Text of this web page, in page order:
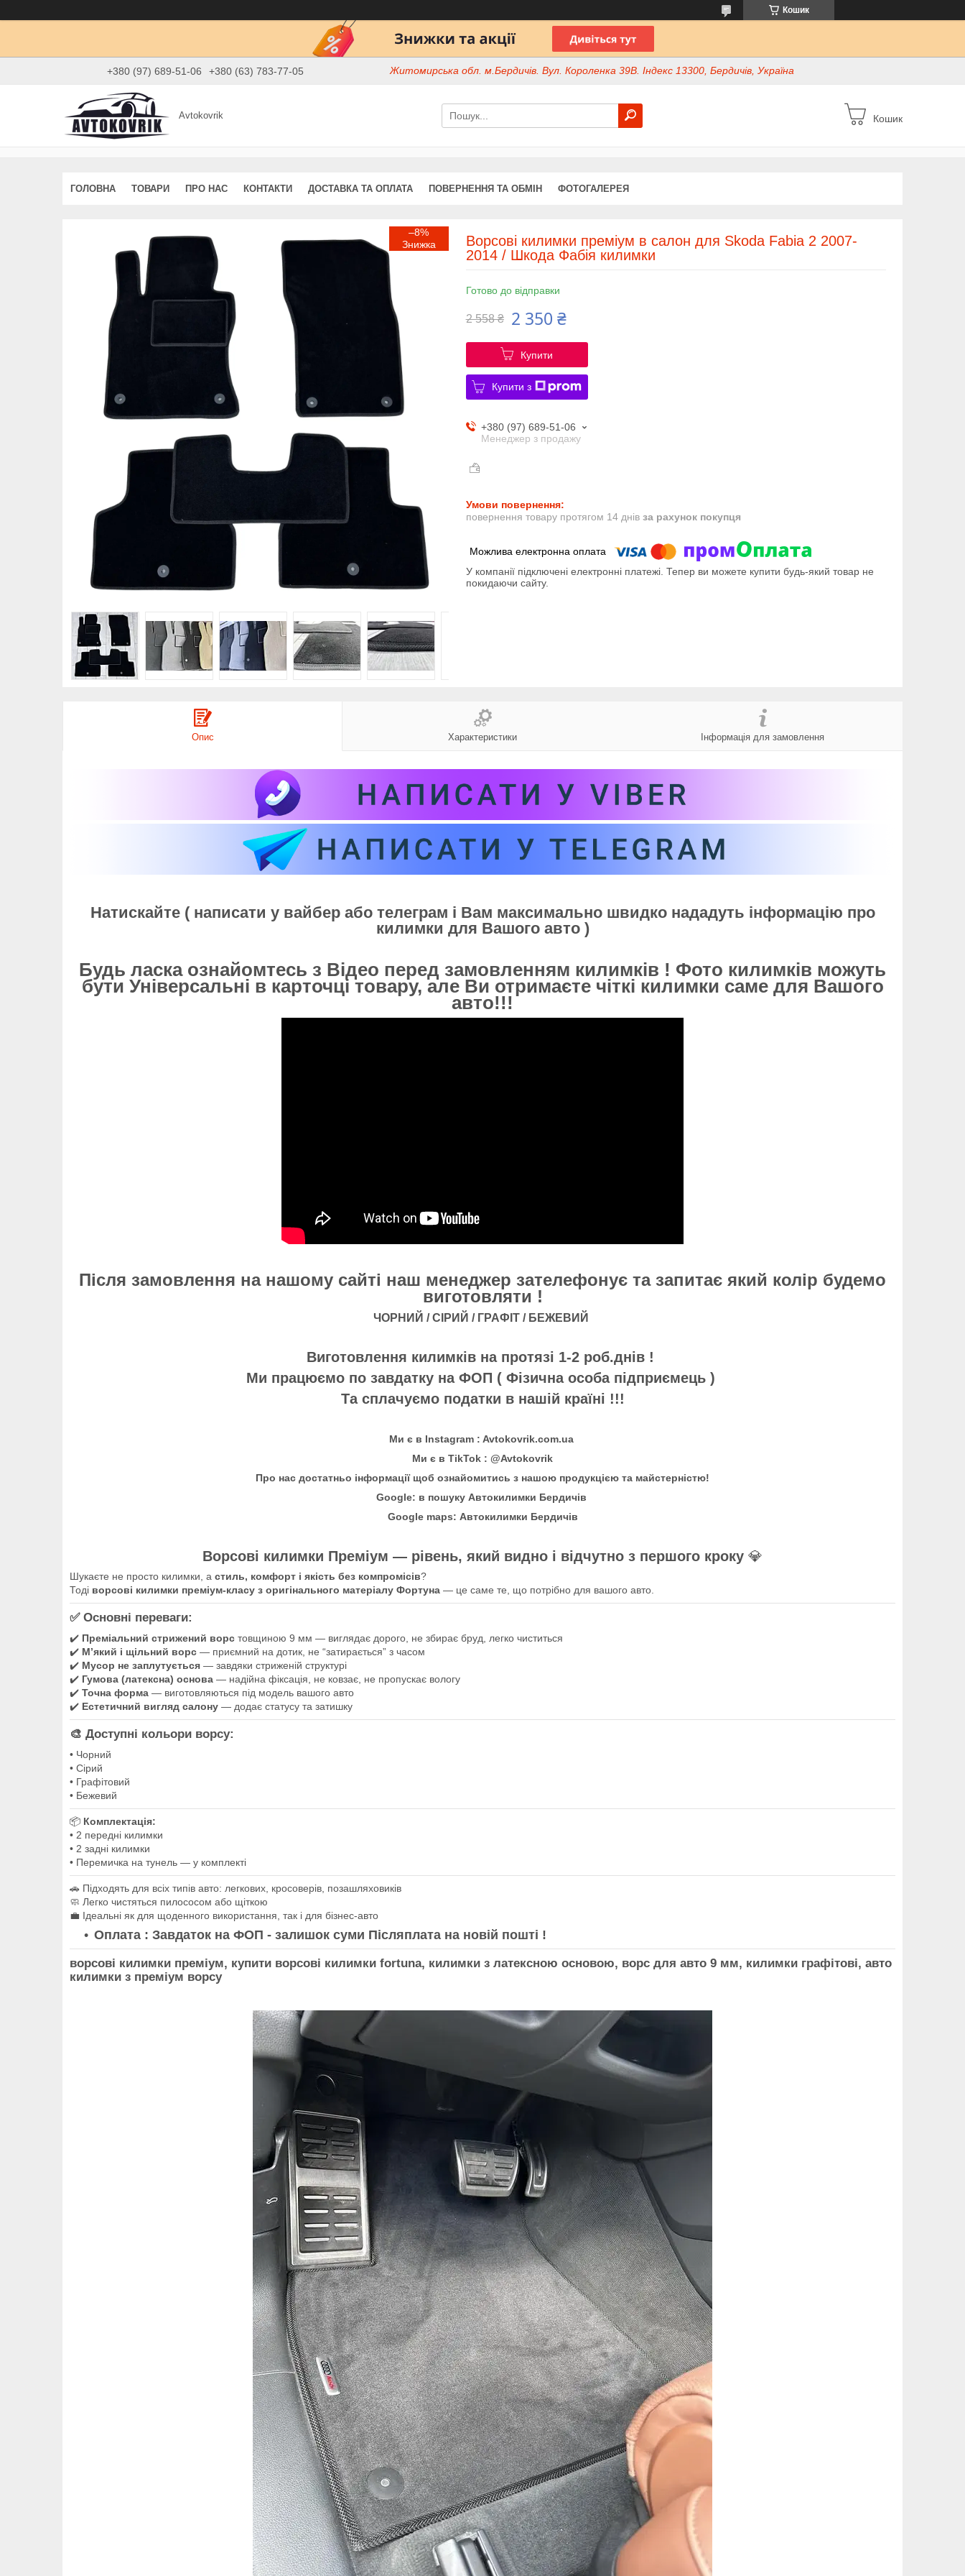
Кошик
+380 (97) 689-51-06 +380 (63) 783-77-05 Житомирська обл. м.Бердичів. Вул. Короленка 39В. Індекс 13300, Бердичів, Україна
Avtokovrik Кошик
ГОЛОВНА ТОВАРИ ПРО НАС КОНТАКТИ ДОСТАВКА ТА ОПЛАТА ПОВЕРНЕННЯ ТА ОБМІН ФОТОГАЛЕРЕЯ
–8%
Ворсові килимки преміум в салон для Skoda Fabia 2 2007-
2014 / Шкода Фабія килимки
Готово до відправки
2 558 ₴ 2 350 ₴
Купити
Купити з
+380 (97) 689-51-06
Менеджер з продажу
повернення товару протягом 14 днів за рахунок покупця
У компанії підключені електронні платежі. Тепер ви можете купити будь-який товар не
покидаючи сайту.
Опис Характеристики Інформація для замовлення
Натискайте ( написати у вайбер або телеграм і Вам максимально швидко нададуть інформацію про
килимки для Вашого авто )
Будь ласка ознайомтесь з Відео перед замовленням килимків ! Фото килимків можуть
бути Універсальні в карточці товару, але Ви отримаєте чіткі килимки саме для Вашого
авто!!!
Після замовлення на нашому сайті наш менеджер зателефонує та запитає який колір будемо
виготовляти !
ЧОРНИЙ / СІРИЙ / ГРАФІТ / БЕЖЕВИЙ
Виготовлення килимків на протязі 1-2 роб.днів !
Ми працюємо по завдатку на ФОП ( Фізична особа підприємець )
Та сплачуємо податки в нашій країні !!!
Ми є в Instagram : Avtokovrik.com.ua
Ми є в TikTok : @Avtokovrik
Про нас достатньо інформації щоб ознайомитись з нашою продукцією та майстерністю!
Google: в пошуку Автокилимки Бердичів
Google maps: Автокилимки Бердичів
Ворсові килимки Преміум — рівень, який видно і відчутно з першого кроку 💎
Шукаєте не просто килимки, а стиль, комфорт і якість без компромісів?
Тоді ворсові килимки преміум-класу з оригінального матеріалу Фортуна — це саме те, що потрібно для вашого авто.
✅ Основні переваги:
✔️ Преміальний стрижений ворс товщиною 9 мм — виглядає дорого, не збирає бруд, легко чиститься
✔️ М’який і щільний ворс — приємний на дотик, не “затирається” з часом
✔️ Мусор не заплутується — завдяки стриженій структурі
✔️ Гумова (латексна) основа — надійна фіксація, не ковзає, не пропускає вологу
✔️ Точна форма — виготовляються під модель вашого авто
✔️ Естетичний вигляд салону — додає статусу та затишку
🎨 Доступні кольори ворсу:
• Чорний
• Сірий
• Графітовий
• Бежевий
📦 Комплектація:
• 2 передні килимки
• 2 задні килимки
• Перемичка на тунель — у комплекті
🚗 Підходять для всіх типів авто: легкових, кросоверів, позашляховиків
🧼 Легко чистяться пилососом або щіткою
💼 Ідеальні як для щоденного використання, так і для бізнес-авто
Оплата : Завдаток на ФОП - залишок суми Післяплата на новій пошті !
ворсові килимки преміум, купити ворсові килимки fortuna, килимки з латексною основою, ворс для авто 9 мм, килимки графітові, авто
килимки з преміум ворсу